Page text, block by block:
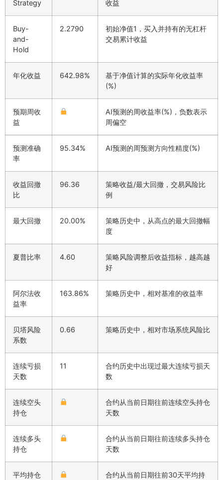
Strategy 收益
Buy-
and-
Hold
2.2790
初始净值1，买入并持有的无杠杆
交易累计收益
年化收益 642.98%
基于净值计算的实际年化收益率
(%)
预期周收
益
AI预测的周收益率(%)，负数表示
周偏空
预测准确
率
95.34% AI预测的周预测方向性精度(%)
收益回撤
比
96.36
策略收益/最大回撤，交易风险比
例
最大回撤 20.00%
策略历史中，从高点的最大回撤幅
度
夏普比率 4.60
策略风险调整后收益指标，越高越
好
阿尔法收
益率
163.86% 策略历史中，相对基准的收益率
贝塔风险
系数
0.66 策略历史中，相对市场系统风险比
连续亏损
天数
11
合约历史中出现过最大连续亏损天
数
连续空头
持仓
合约从当前日期往前连续空头持仓
天数
连续多头
持仓
合约从当前日期往前连续多头持仓
天数
平均持仓
合约从当前日期往前30天平均持